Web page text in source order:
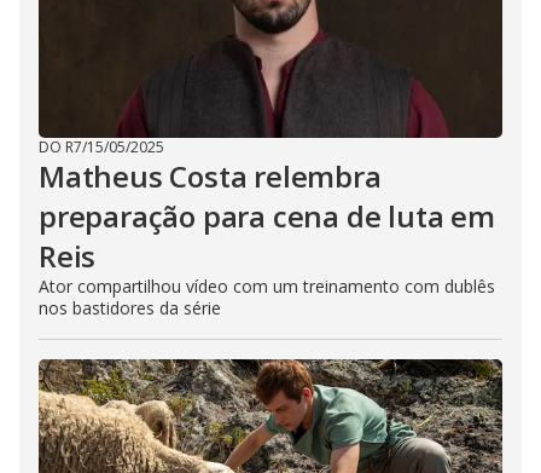
DO R7/15/05/2025
Matheus Costa relembra
preparação para cena de luta em
Reis
Ator compartilhou vídeo com um treinamento com dublês
nos bastidores da série